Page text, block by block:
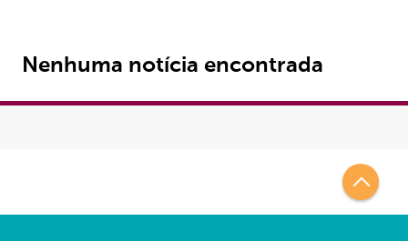
Nenhuma notícia encontrada